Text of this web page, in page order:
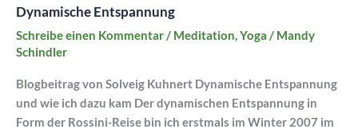
Dynamische Entspannung
Schreibe einen Kommentar/ Meditation,Yoga / Mandy
Schindler
Blogbeitrag von Solveig Kuhnert Dynamische Entspannung
und wie ich dazu kam Der dynamischen Entspannung in
Form der Rossini-Reise bin ich erstmals im Winter 2007 im